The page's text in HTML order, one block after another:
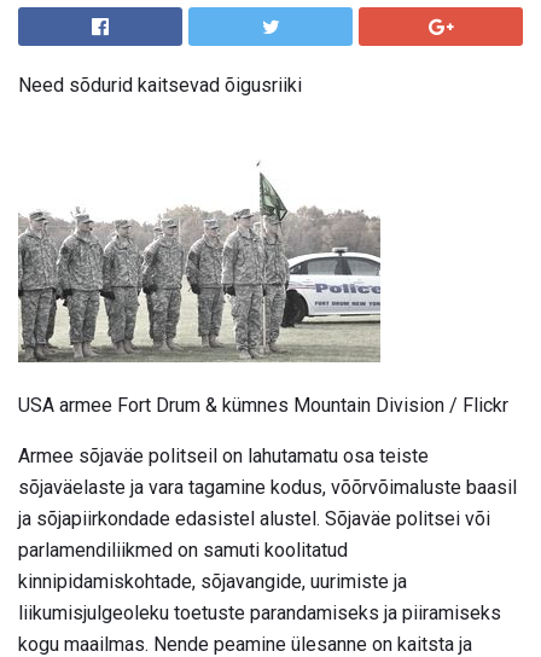
Need sõdurid kaitsevad õigusriiki
USA armee Fort Drum & kümnes Mountain Division / Flickr
Armee sõjaväe politseil on lahutamatu osa teiste
sõjaväelaste ja vara tagamine kodus, võõrvõimaluste baasil
ja sõjapiirkondade edasistel alustel. Sõjaväe politsei või
parlamendiliikmed on samuti koolitatud
kinnipidamiskohtade, sõjavangide, uurimiste ja
liikumisjulgeoleku toetuste parandamiseks ja piiramiseks
kogu maailmas. Nende peamine ülesanne on kaitsta ja